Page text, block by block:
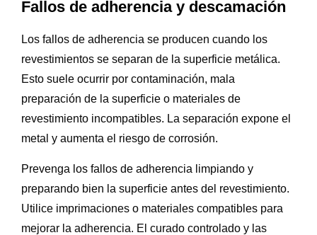
Fallos de adherencia y descamación
Los fallos de adherencia se producen cuando los
revestimientos se separan de la superficie metálica.
Esto suele ocurrir por contaminación, mala
preparación de la superficie o materiales de
revestimiento incompatibles. La separación expone el
metal y aumenta el riesgo de corrosión.
Prevenga los fallos de adherencia limpiando y
preparando bien la superficie antes del revestimiento.
Utilice imprimaciones o materiales compatibles para
mejorar la adherencia. El curado controlado y las